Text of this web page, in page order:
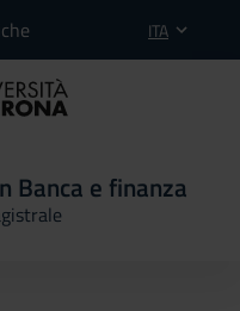
ITA
Banca e finanza